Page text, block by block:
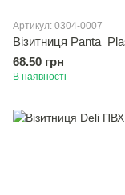
Артикул: 0304-0007
Вiзитниця
68.50 грн
В наявності